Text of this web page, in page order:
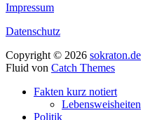
Impressum
Datenschutz
Copyright © 2026 sokraton.de
Fluid von Catch Themes
oben
Fakten kurz notiert
Lebensweisheiten
Politik